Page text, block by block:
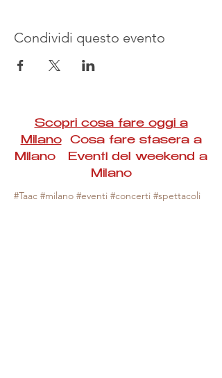
Condividi questo evento
Scopri cosa fare oggi a
MilanoCosa fare stasera a
Milano Eventi del weekend a
Milano
#Taac #milano #eventi #concerti #spettacoli